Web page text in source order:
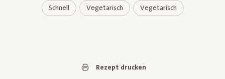
Schnell Vegetarisch Vegetarisch
Rezept drucken